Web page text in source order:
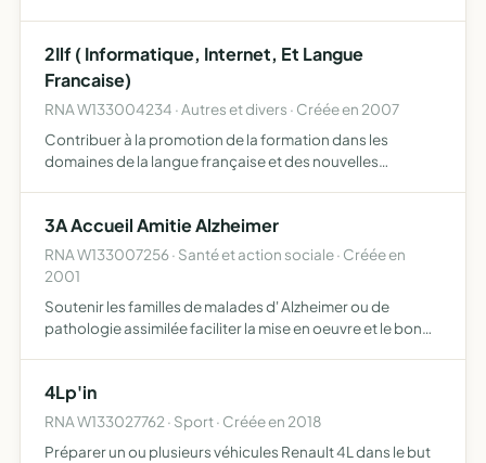
2Ilf ( Informatique, Internet, Et Langue
Francaise)
RNA W133004234 · Autres et divers · Créée en 2007
Contribuer à la promotion de la formation dans les
domaines de la langue française et des nouvelles
oeuvr…
3A Accueil Amitie Alzheimer
RNA W133007256 · Santé et action sociale · Créée en
2001
Soutenir les familles de malades d' Alzheimer ou de
pathologie assimilée faciliter la mise en oeuvre et le bon
p…
4Lp'in
RNA W133027762 · Sport · Créée en 2018
Préparer un ou plusieurs véhicules Renault 4L dans le but